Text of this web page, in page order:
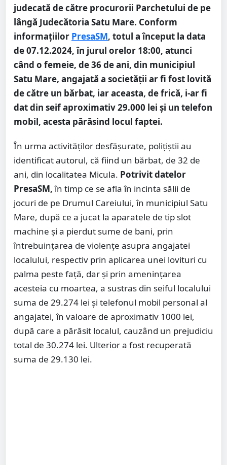
judecată de către procurorii Parchetului de pe
lângă Judecătoria Satu Mare. Conform
informațiilor PresaSM, totul a început la data
de 07.12.2024, în jurul orelor 18:00, atunci
când o femeie, de 36 de ani, din municipiul
Satu Mare, angajată a societății ar fi fost lovită
de către un bărbat, iar aceasta, de frică, i-ar fi
dat din seif aproximativ 29.000 lei și un telefon
mobil, acesta părăsind locul faptei.
În urma activităților desfășurate, polițiștii au
identificat autorul, că fiind un bărbat, de 32 de
ani, din localitatea Micula. Potrivit datelor
PresaSM,în timp ce se afla în incinta sălii de
jocuri de pe Drumul Careiului, în municipiul Satu
Mare, după ce a jucat la aparatele de tip slot
machine şi a pierdut sume de bani, prin
întrebuinţarea de violențe asupra angajatei
localului, respectiv prin aplicarea unei lovituri cu
palma peste faţă, dar şi prin ameninţarea
acesteia cu moartea, a sustras din seiful localului
suma de 29.274 lei şi telefonul mobil personal al
angajatei, în valoare de aproximativ 1000 lei,
după care a părăsit localul, cauzând un prejudiciu
total de 30.274 lei. Ulterior a fost recuperată
suma de 29.130 lei.